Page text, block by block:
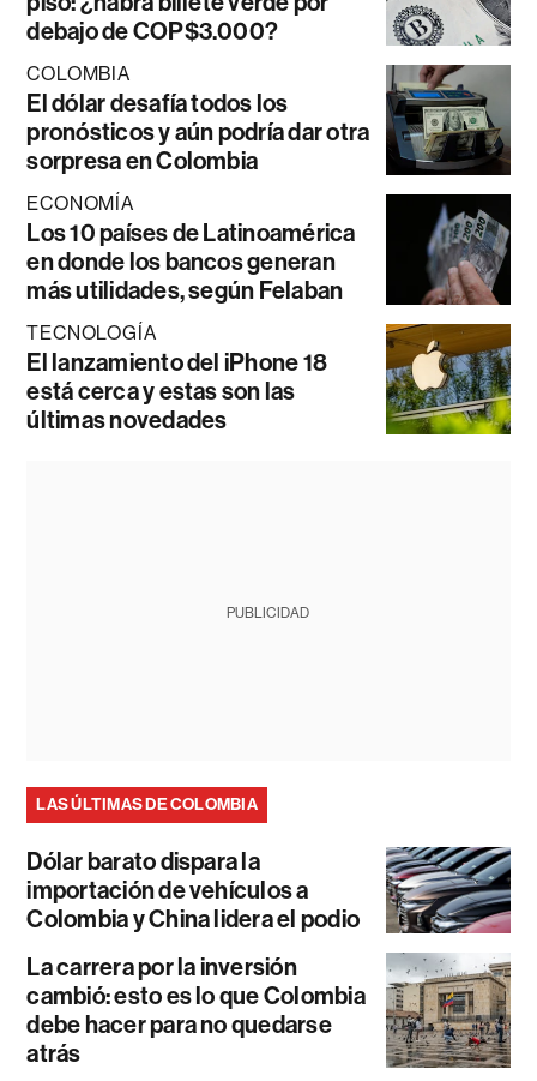
debajo de COP$3.000?
COLOMBIA
El dólar desafía todos los
pronósticos y aún podría dar otra
sorpresa en Colombia
ECONOMÍA
Los 10 países de Latinoamérica
en donde los bancos generan
más utilidades, según Felaban
TECNOLOGÍA
El lanzamiento del iPhone 18
está cerca y estas son las
últimas novedades
PUBLICIDAD
LAS ÚLTIMAS DE COLOMBIA
Dólar barato dispara la
importación de vehículos a
Colombia y China lidera el podio
La carrera por la inversión
cambió: esto es lo que Colombia
debe hacer para no quedarse
atrás